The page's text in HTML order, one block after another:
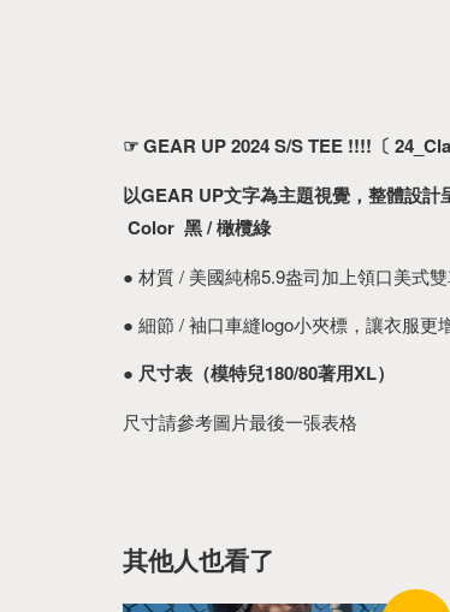
☞ GEAR UP 2024 S/S TEE !!!! 〔
以GEAR UP文字為主題視覺，整體設計
Color  黑 / 橄欖綠
● 材質 / 美國純棉5.9盎司加上領口美式
● 細節 / 袖口車縫logo小夾標，讓衣服更
● 尺寸表（模特兒180/80著用XL）
尺寸請參考圖片最後一張表格
其他人也看了